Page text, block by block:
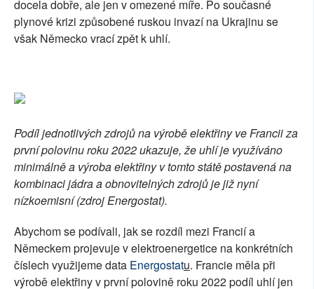
docela dobře, ale jen v omezené míře. Po současné
plynové krizi způsobené ruskou invazí na Ukrajinu se
však Německo vrací zpět k uhlí.
Podíl jednotlivých zdrojů na výrobě elektřiny ve Francii za
první polovinu roku 2022 ukazuje, že uhlí je využíváno
minimálně a výroba elektřiny v tomto státě postavená na
kombinaci jádra a obnovitelných zdrojů je již nyní
nízkoemisní (zdroj Energostat).
Abychom se podívali, jak se rozdíl mezi Francií a
Německem projevuje v elektroenergetice na konkrétních
číslech využijeme data Energostatu. Francie měla při
výrobě elektřiny v první polovině roku 2022 podíl uhlí jen